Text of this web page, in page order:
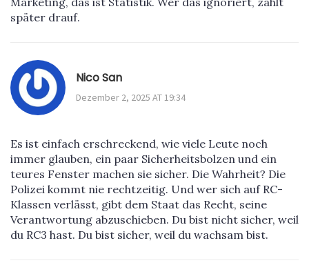
später drauf.
Nico San
Dezember 2, 2025 AT 19:34
Es ist einfach erschreckend, wie viele Leute noch
immer glauben, ein paar Sicherheitsbolzen und ein
teures Fenster machen sie sicher. Die Wahrheit? Die
Polizei kommt nie rechtzeitig. Und wer sich auf RC-
Klassen verlässt, gibt dem Staat das Recht, seine
Verantwortung abzuschieben. Du bist nicht sicher, weil
du RC3 hast. Du bist sicher, weil du wachsam bist.